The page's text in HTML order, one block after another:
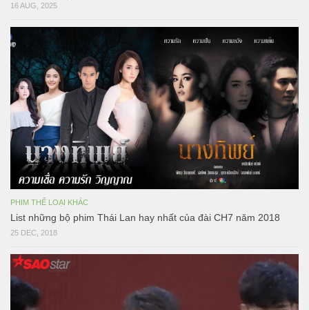
16 AUG, 2025
PHIM THỂ LOẠI KHÁC
List những bộ phim Thái Lan hay nhất của đài CH7 năm 2018
25 DEC, 2018